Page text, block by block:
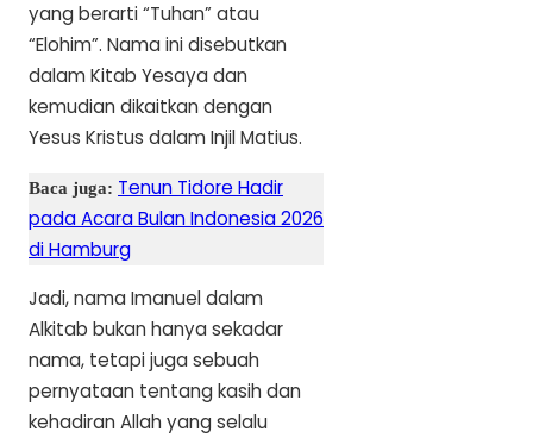
yang berarti “Tuhan” atau
“Elohim”. Nama ini disebutkan
dalam Kitab Yesaya dan
kemudian dikaitkan dengan
Yesus Kristus dalam Injil Matius.
Baca juga: Tenun Tidore Hadir
pada Acara Bulan Indonesia 2026
di Hamburg
Jadi, nama Imanuel dalam
Alkitab bukan hanya sekadar
nama, tetapi juga sebuah
pernyataan tentang kasih dan
kehadiran Allah yang selalu